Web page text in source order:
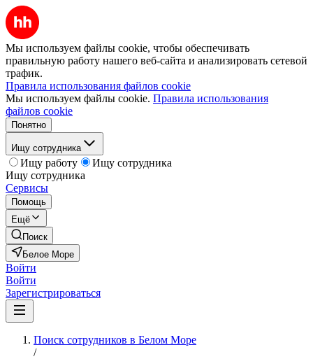
Мы используем файлы cookie, чтобы обеспечивать
правильную работу нашего веб-сайта и анализировать сетевой
трафик.
Правила использования файлов cookie
Мы используем файлы cookie. Правила использования
файлов cookie
Понятно
Ищу сотрудника
Ищу работу
Ищу сотрудника
Ищу сотрудника
Сервисы
Помощь
Ещё
Поиск
Белое Море
Войти
Войти
Зарегистрироваться
Поиск сотрудников в Белом Море
/